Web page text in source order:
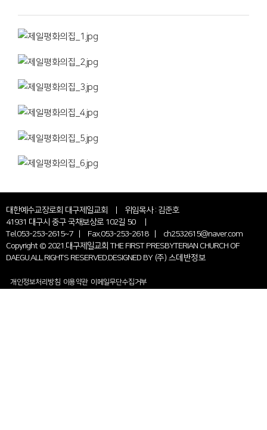
대한예수교장로회 대구제일교회 | 위임목사 : 김준호
41931 대구시 중구 국채보상로 102길 50 |
Tel.053-253-2615~7 | Fax.053-253-2618 | ch2532615@naver.com
Copyright © 2021.대구제일교회 THE FIRST PRESBYTERIAN CHURCH OF
DAEGU.ALL RIGHTS RESERVED.DESIGNED BY(주) 스데반정보
개인정보처리방침 이용약관 이메일무단수집거부